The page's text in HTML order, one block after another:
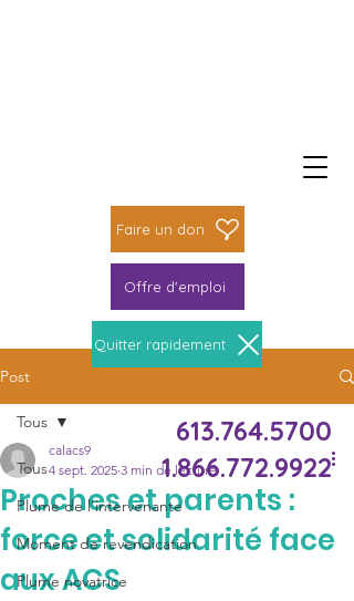
Faire un don
Offre d'emploi
Quitter rapidement
613.764.5700
1.866.772.9922
Post
Tous
Plume de l'intervenante
Moment de revendication
Plume novatrice
Tous
Proches et parents :
force et solidarité face
aux ACS
calacs9
4 sept. 2025 3 min de lecture